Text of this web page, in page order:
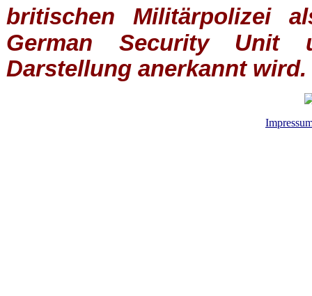
britischen
Militärpolizei
German Security Unit
Darstellung anerkannt wird.